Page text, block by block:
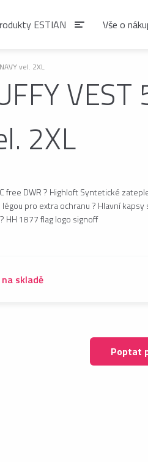
vel. 2XL
VEST
2XL
free DWR ? Highloft Syntetické
pro extra ochranu ? Hlavní
HH 1877 flag logo signoff
skladě
Poptat
ESTIAN
Produkty ESTIAN
VÝDEJNÍKY VODY
ČAJE
Vše o